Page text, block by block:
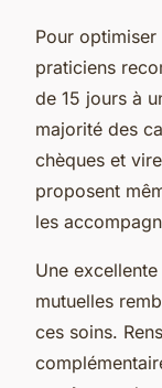
Pour
praticiens
de 15 jours à
majorité des
chèques et
proposent
les
Une
mutuelles
ces soins.